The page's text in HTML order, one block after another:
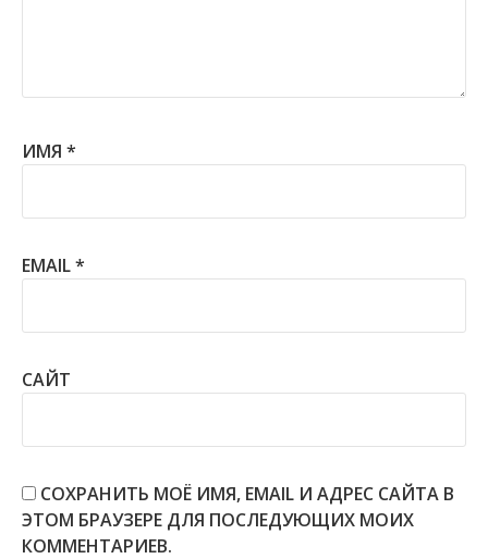
ИМЯ *
EMAIL*
САЙТ
СОХРАНИТЬ МОЁ ИМЯ, EMAIL И АДРЕС САЙТА В
ЭТОМ БРАУЗЕРЕ ДЛЯ ПОСЛЕДУЮЩИХ МОИХ
КОММЕНТАРИЕВ.